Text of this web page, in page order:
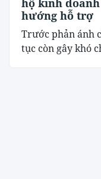
hộ kinh
hướng hỗ trợ
Trước phản ánh
tục còn gây khó